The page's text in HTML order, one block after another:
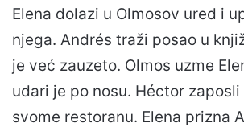
Elena dolazi u Olmosov ured i
njega. Andrés traži posao u
je već zauzeto. Olmos uzme
udari je po nosu. Héctor zaposli
svome restoranu. Elena prizna